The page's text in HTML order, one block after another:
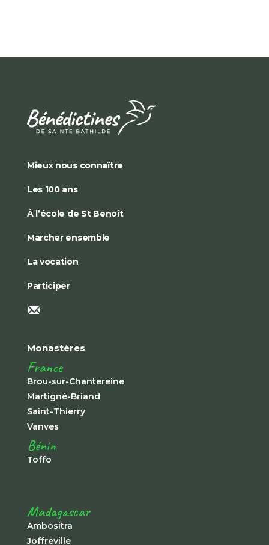
Mieux nous connaître
Les 100 ans
À l’école de St Benoît
Marcher ensemble
La vocation
Participer
Monastères
France
Brou-sur-Chantereine
Martigné-Briand
Saint-Thierry
Vanves
Bénin
Toffo
Madagascar
Ambositra
Joffreville